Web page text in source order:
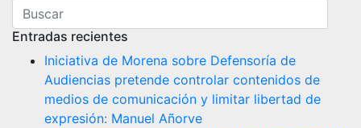
Entradas recientes
Iniciativa de Morena sobre Defensoría de
Audiencias pretende controlar contenidos de
medios de comunicación y limitar libertad de
expresión: Manuel Añorve